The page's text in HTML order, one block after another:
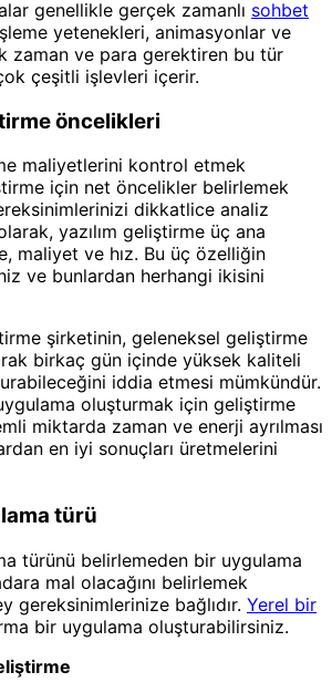
genellikle gerçek zamanlı sohbet
yetenekleri, animasyonlar ve
zaman ve para gerektiren bu tür
çeşitli işlevleri içerir.
öncelikleri
maliyetlerini kontrol etmek
için net öncelikler belirlemek
dikkatlice analiz
yazılım geliştirme üç ana
maliyet ve hız. Bu üç özelliğin
ve bunlardan herhangi ikisini
şirketinin, geleneksel geliştirme
birkaç gün içinde yüksek kaliteli
iddia etmesi mümkündür.
oluşturmak için geliştirme
miktarda zaman ve enerji ayrılması
en iyi sonuçları üretmelerini
türü
türünü belirlemeden bir uygulama
mal olacağını belirlemek
gereksinimlerinize bağlıdır. Yerel bir
bir uygulama oluşturabilirsiniz.